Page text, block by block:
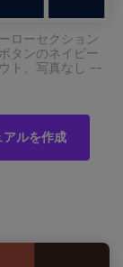
ローセクション
タンのネイビー
ト、写真なし --
ルを作成